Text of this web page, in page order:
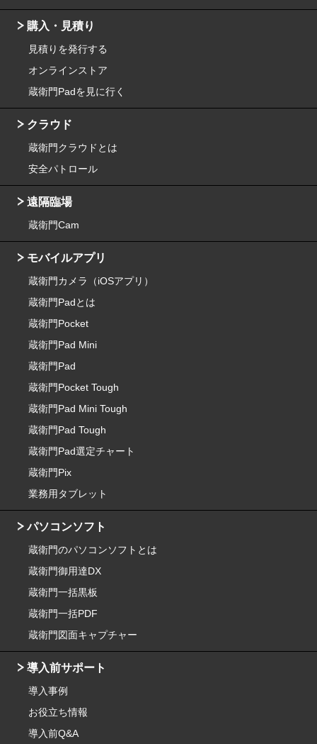
購入・見積り
見積りを発行する
オンラインストア
蔵衛門Padを見に行く
クラウド
蔵衛門クラウドとは
安全パトロール
遠隔臨場
蔵衛門Cam
モバイルアプリ
蔵衛門カメラ（iOSアプリ）
蔵衛門Padとは
蔵衛門Pocket
蔵衛門Pad Mini
蔵衛門Pad
蔵衛門Pocket Tough
蔵衛門Pad Mini Tough
蔵衛門Pad Tough
蔵衛門Pad選定チャート
蔵衛門Pix
業務用タブレット
パソコンソフト
蔵衛門のパソコンソフトとは
蔵衛門御用達DX
蔵衛門一括黒板
蔵衛門一括PDF
蔵衛門図面キャプチャー
導入前サポート
導入事例
お役立ち情報
導入前Q&A